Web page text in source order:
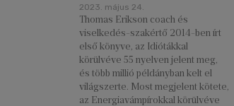
2023. május 24.
Thomas Erikson coach és
viselkedés-szakértő 2014-ben írt
első könyve, az Idiótákkal
körülvéve 55 nyelven jelent meg,
és több millió példányban kelt el
világszerte. Most megjelent kötete,
az Energiavámpírokkal körülvéve